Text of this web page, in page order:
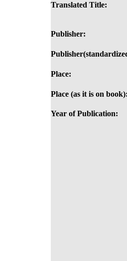
Translated Title:
Publisher:
Place:
Place (as it is on
Year of Publication: